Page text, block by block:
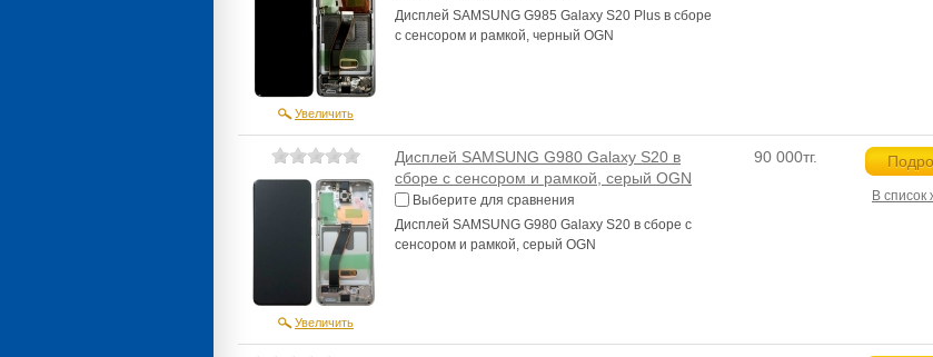
Увеличить
Дисплей SAMSUNG G985 Galaxy S20 Plus в сборе
с сенсором и рамкой, черный OGN
Увеличить
Дисплей SAMSUNG G980 Galaxy S20 в
сборе с сенсором и рамкой, серый OGN
Выберите для сравнения
Дисплей SAMSUNG G980 Galaxy S20 в сборе с
сенсором и рамкой, серый OGN
90 000тг.
В список